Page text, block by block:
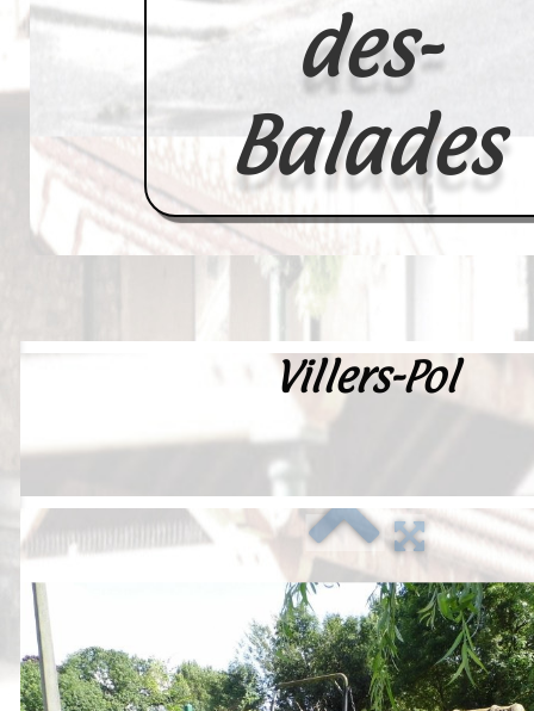
des-
Balades
Videos--Lavoirs
Un Peu d'Histoire
Outils-des-Lavandières
Cartes Postales-Anciennes et
Peintures
Villers-Pol